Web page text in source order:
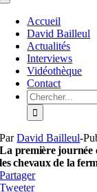
Toggle
NavigationAccueil
David Bailleul
Actualités
Interviews
Vidéothèque
Contact
Rechercher:
ParDavid Bailleul-
La première journée
les chevaux de la
Partager
Tweeter